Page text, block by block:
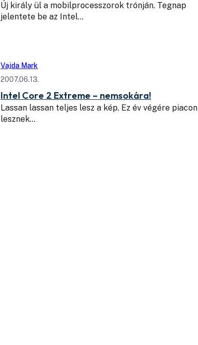
Új király ül a mobilprocesszorok trónján. Tegnap
jelentete be az Intel…
Vajda Mark
2007.06.13.
Intel Core 2 Extreme – nemsokára!
Lassan lassan teljes lesz a kép. Ez év végére piacon
lesznek…